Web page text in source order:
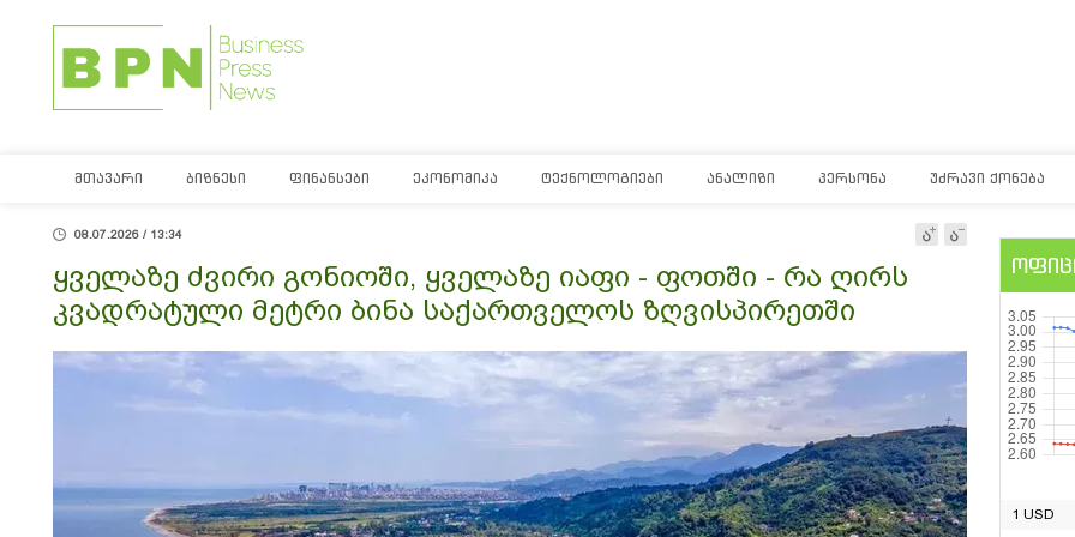
ᲛᲗᲐᲕᲐᲠᲘ ᲑᲘᲖᲜᲔᲡᲘ ᲤᲘᲜᲐᲜᲡᲔᲑᲘ ᲔᲙᲝᲜᲝᲛᲘᲙᲐ ᲢᲔᲥᲜᲝᲚᲝᲒᲘᲔᲑᲘ ᲐᲜᲐᲚᲘᲖᲘ ᲞᲔᲠᲡᲝᲜᲐ ᲣᲫᲠᲐᲕᲘ ᲥᲝᲜᲔᲑᲐ
08.07.2026 / 13:34
ყველაზე ძვირი გონიოში, ყველაზე იაფი - ფოთში - რა ღირს
კვადრატული მეტრი ბინა საქართველოს ზღვისპირეთში
1 USD